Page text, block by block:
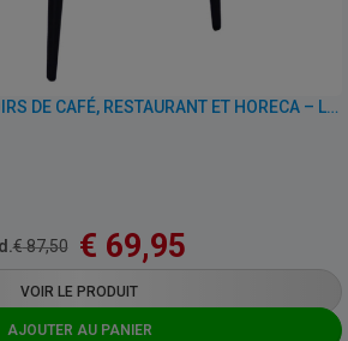
CHAISE AVEC ACCOUDOIRS DE CAFÉ, RESTAURANT ET HORECA – LUXOR – VELOURS
€87,50 € 69,95
VOIR LE PRODUIT
AJOUTER AU PANIER